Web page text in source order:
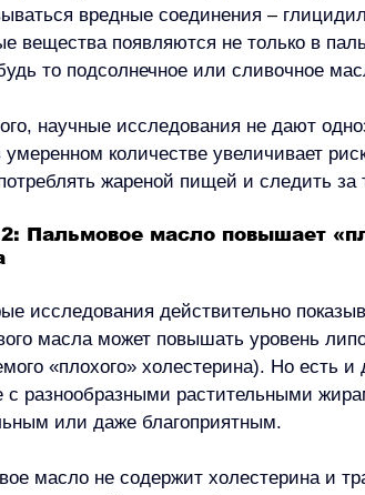
вредные соединения –
вещества появляются не только в
то подсолнечное или сливочное
научные исследования не дают
количестве увеличивает
жареной пищей и следить за
Пальмовое масло повышает
исследования действительно
масла может повышать уровень
«плохого» холестерина). Но есть
с разнообразными растительными
или даже благоприятным.
масло не содержит холестерина и